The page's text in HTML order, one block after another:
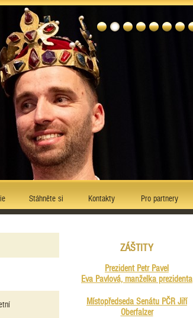
Stáhněte si Kontakty Pro partnery
ZÁŠTITY
Prezident Petr Pavel
Eva Pavlová, manželka prezidenta
Místopředseda Senátu PČR Jiří
Oberfalzer